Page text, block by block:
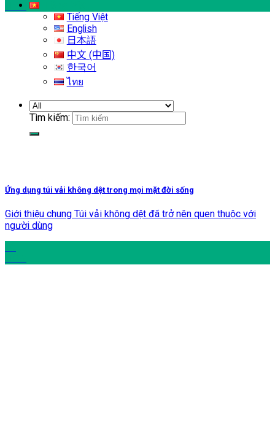
Tiếng Việt
English
日本語
中文 (中国)
한국어
ไทย
Tìm kiếm:
Th12
Ứng dụng túi vải không dệt trong mọi mặt đời sống
Giới thiệu chung Túi vải không dệt đã trở nên quen thuộc với
người dùng